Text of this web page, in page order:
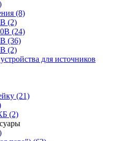
(8)
(2)
(24)
(36)
(2)
для источников
(21)
(2)